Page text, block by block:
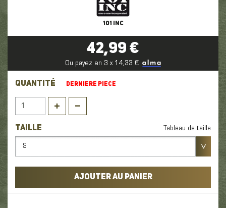
101 INC
42,99 €
Ou payez en 3 x 14,33 €
QUANTITÉ DERNIERE PIECE
TAILLE Tableau de taille
S
AJOUTER AU PANIER